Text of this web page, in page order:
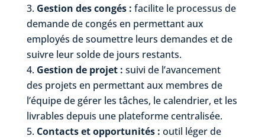
Gestion des congés : facilite le processus de
demande de congés en permettant aux
employés de soumettre leurs demandes et de
suivre leur solde de jours restants.
Gestion de projet : suivi de l’avancement
des projets en permettant aux membres de
l’équipe de gérer les tâches, le calendrier, et les
livrables depuis une plateforme centralisée.
Contacts et opportunités : outil léger de